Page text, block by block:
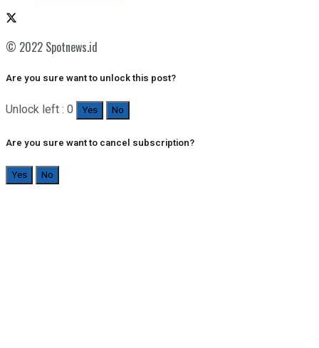
© 2022 Spotnews.id
Are you sure want to unlock this post?
Unlock left : 0 Yes No
Are you sure want to cancel subscription?
Yes No